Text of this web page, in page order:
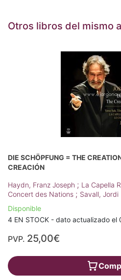
Otros libros del mismo
DIE SCHÖPFUNG = THE
CREACIÓN
Haydn, Franz Joseph ; La Capella
Concert des Nations ; Savall, Jordi
Disponible
4 EN STOCK - dato actualizado el
PVP. 25,00€